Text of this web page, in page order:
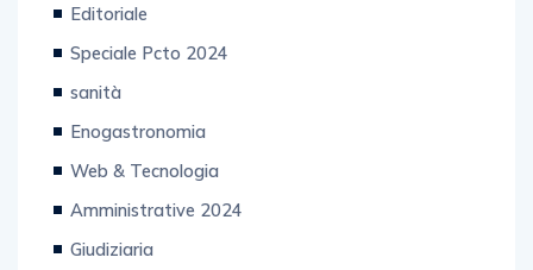
Editoriale
Speciale Pcto 2024
sanità
Enogastronomia
Web & Tecnologia
Amministrative 2024
Giudiziaria